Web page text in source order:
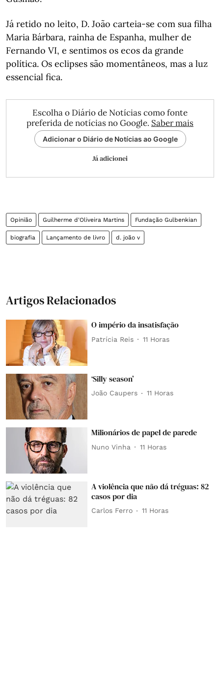
Já retido no leito, D. João carteia-se com sua filha
Maria Bárbara, rainha de Espanha, mulher de
Fernando VI, e sentimos os ecos da grande
política. Os eclipses são momentâneos, mas a luz
essencial fica.
Escolha o Diário de Notícias como fonte
preferida de notícias no Google. Saber mais
Adicionar o Diário de Notícias ao Google
Já adicionei
Opinião Guilherme d'Oliveira Martins Fundação Gulbenkian
biografia Lançamento de livro d. joão v
Artigos Relacionados
O império da insatisfação
Patrícia Reis 11 Horas
‘Silly season’
João Caupers 11 Horas
Milionários de papel de parede
Nuno Vinha 11 Horas
A violência que não dá tréguas: 82
casos por dia
Carlos Ferro 11 Horas